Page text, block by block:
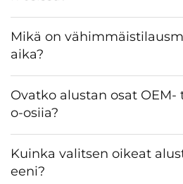
Mikä on
aika?
Ovatko alustan osat
o-osiia?
Kuinka valitsen oikeat
eeni?